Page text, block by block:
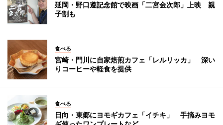
延岡・野口遵記念館で映画「二宮金次郎」上映 親
子割も
食べる
宮崎・門川に自家焙煎カフェ「レルリッカ」 深い
りコーヒーや軽食を提供
食べる
日向・東郷にヨモギカフェ「イチキ」 手摘みヨモ